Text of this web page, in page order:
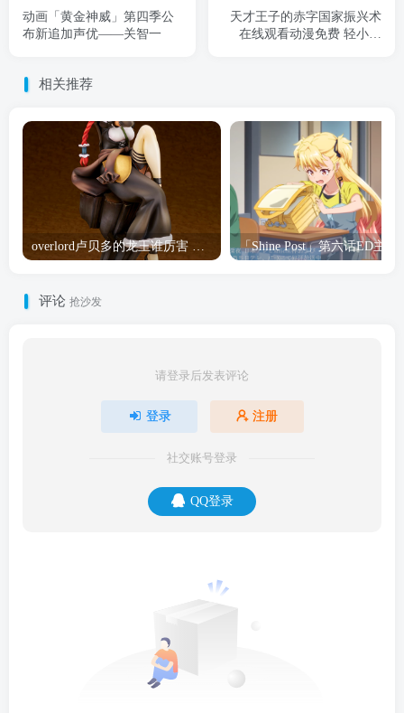
动画「黄金神威」第四季公
布新追加声优——关智一
天才王子的赤字国家振兴术
在线观看动漫免费 轻小说
相关推荐
overlord卢贝多的龙王谁厉害 「Overlord」露普斯蕾琪娜·贝塔手办开订
评论 抢沙发
请登录后发表评论
登录 注册
社交账号登录
QQ登录